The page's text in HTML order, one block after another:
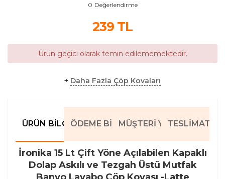
0 Değerlendirme
239 TL
Ürün geçici olarak temin edilememektedir.
+ Daha Fazla Çöp Kovaları
ÜRÜN BILGILERIÖDEME BILGILERIMÜŞTERI YORUMLARI
TESLIMAT
İronika 15 Lt Çift Yöne Açılabilen Kapaklı
Dolap Askılı ve Tezgah Üstü Mutfak
Banyo Lavabo Çöp Kovası -Latte